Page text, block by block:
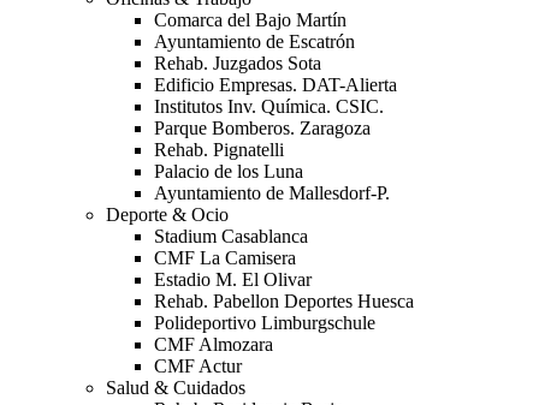
Comarca del Bajo Martín
Ayuntamiento de Escatrón
Rehab. Juzgados Sota
Edificio Empresas. DAT-Alierta
Institutos Inv. Química. CSIC.
Parque Bomberos. Zaragoza
Rehab. Pignatelli
Palacio de los Luna
Ayuntamiento de Mallesdorf-P.
Deporte & Ocio
Stadium Casablanca
CMF La Camisera
Estadio M. El Olivar
Rehab. Pabellon Deportes Huesca
Polideportivo Limburgschule
CMF Almozara
CMF Actur
Salud & Cuidados